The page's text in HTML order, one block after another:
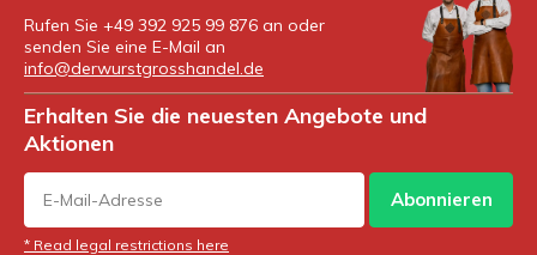
Rufen Sie +49 392 925 99 876 an oder
senden Sie eine E-Mail an
info@derwurstgrosshandel.de
Erhalten Sie die neuesten Angebote und
Aktionen
Abonnieren
* Read legal restrictions here